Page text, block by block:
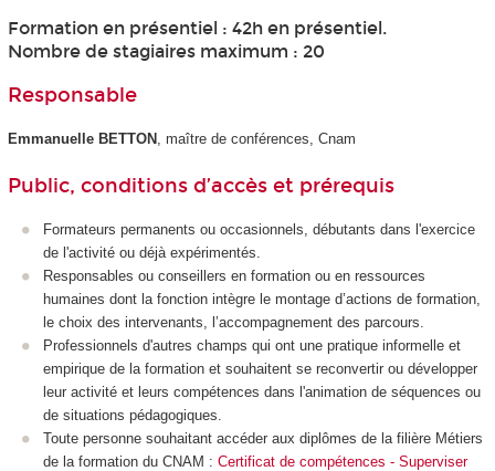
Formation en présentiel : 42h en présentiel.
Nombre de stagiaires maximum : 20
Responsable
Emmanuelle BETTON , maître de conférences, Cnam
Public, conditions d’accès et prérequis
Formateurs permanents ou occasionnels, débutants dans l'exercice
de l'activité ou déjà expérimentés.
Responsables ou conseillers en formation ou en ressources
humaines dont la fonction intègre le montage d’actions de formation,
le choix des intervenants, l’accompagnement des parcours.
Professionnels d'autres champs qui ont une pratique informelle et
empirique de la formation et souhaitent se reconvertir ou développer
leur activité et leurs compétences dans l'animation de séquences ou
de situations pédagogiques.
Toute personne souhaitant accéder aux diplômes de la filière Métiers
de la formation du CNAM : Certificat de compétences - Superviser